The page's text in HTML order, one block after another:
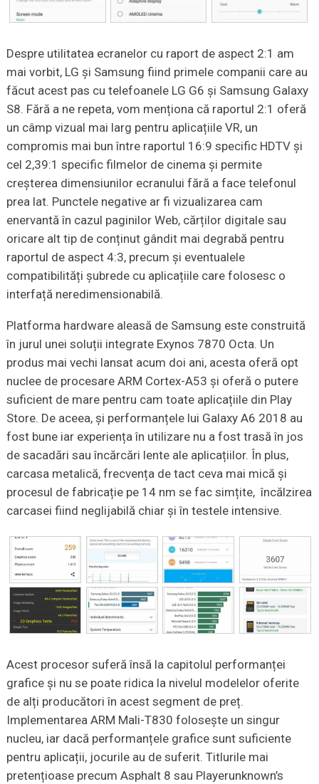
Despre utilitatea ecranelor cu raport de aspect 2:1 am
mai vorbit, LG și Samsung fiind primele companii care au
făcut acest pas cu telefoanele LG G6 și Samsung Galaxy
S8. Fără a ne repeta, vom menționa că raportul 2:1 oferă
un câmp vizual mai larg pentru aplicațiile VR, un
compromis mai bun între raportul 16:9 specific HDTV și
cel 2,39:1 specific filmelor de cinema și permite
creșterea dimensiunilor ecranului fără a face telefonul
prea lat. Punctele negative ar fi vizualizarea cam
enervantă în cazul paginilor Web, cărților digitale sau
oricare alt tip de conținut gândit mai degrabă pentru
raportul de aspect 4:3, precum și eventualele
compatibilități șubrede cu aplicațiile care folosesc o
interfață neredimensionabilă.
Platforma hardware aleasă de Samsung este construită
în jurul unei soluții integrate Exynos 7870 Octa. Un
produs mai vechi lansat acum doi ani, acesta oferă opt
nuclee de procesare ARM Cortex-A53 și oferă o putere
suficient de mare pentru cam toate aplicațiile din Play
Store. De aceea, și performanțele lui Galaxy A6 2018 au
fost bune iar experiența în utilizare nu a fost trasă în jos
de sacadări sau încărcări lente ale aplicațiilor. În plus,
carcasa metalică, frecvența de tact ceva mai mică și
procesul de fabricație pe 14 nm se fac simțite, încălzirea
carcasei fiind neglijabilă chiar și în testele intensive.
Acest procesor suferă însă la capitolul performanței
grafice și nu se poate ridica la nivelul modelelor oferite
de alți producători în acest segment de preț.
Implementarea ARM Mali-T830 folosește un singur
nucleu, iar dacă performanțele grafice sunt suficiente
pentru aplicații, jocurile au de suferit. Titlurile mai
pretențioase precum Asphalt 8 sau Playerunknown’s